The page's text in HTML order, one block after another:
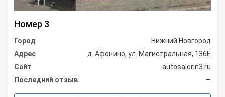
Номер 3
Город
Нижний Новгород
Адрес
д. Афонино, ул. Магистральная, 136Е
Сайт
autosalonn3.ru
Последний отзыв
—